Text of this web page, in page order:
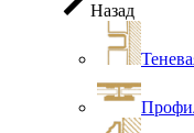
Назад